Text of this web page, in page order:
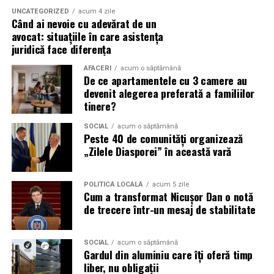
Ce poți descoperi aici:
Lumânări parfumate turnate manual – fiecare cu
personalitatea ei, de la note lemnoase și calde,
până la arome proaspete și citrice
Ceară parfumată – pentru serile în care vrei doar să
încingi un aromatizator și să lași parfumul să te
învăluie
Geluri de duș, de mâini și de corp – pentru acele
momente de răsfăț zilnic
Hand body lotion – hidratare și parfum, într-un
singur gest
Odorizante – pentru casă sau mașină, care chiar
funcționează
Tămâie și ritualuri – pentru cei care vor să meargă
UNCATEGORIZED acum 4 zile
Când ai nevoie cu adevărat de un
avocat: situațiile în care asistența
juridică face diferența
AFACERI acum o săptămână
De ce apartamentele cu 3 camere au
devenit alegerea preferată a familiilor
tinere?
SOCIAL acum o săptămână
Peste 40 de comunități organizează
„Zilele Diasporei” în această vară
POLITICĂ LOCALĂ acum 5 zile
Cum a transformat Nicușor Dan o notă
de trecere într-un mesaj de stabilitate
SOCIAL acum o săptămână
Gardul din aluminiu care îți oferă timp
liber, nu obligații